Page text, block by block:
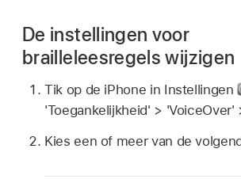
De instellingen voor
brailleleesregels wijzigen
Tik op de iPhone in Instellingen
'Toegankelijkheid' > 'VoiceOver'
Kies een of meer van de